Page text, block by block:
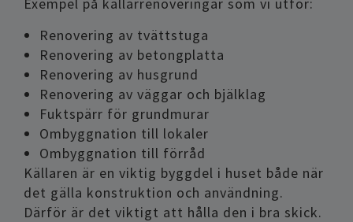
Renovering av tvättstuga
Renovering av betongplatta
Renovering av husgrund
Renovering av väggar och bjälklag
Fuktspärr för grundmurar
Ombyggnation till lokaler
Ombyggnation till förråd
Källaren är en viktig byggdel i huset både när
det gälla konstruktion och användning.
Därför är det viktigt att hålla den i bra skick.